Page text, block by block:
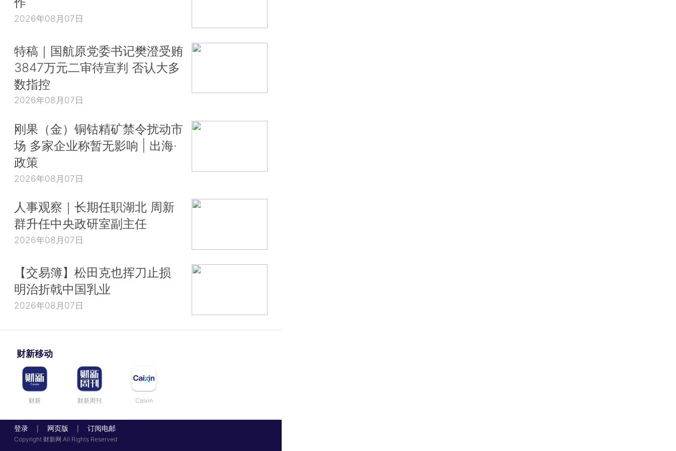
2026年08月07日
特稿｜国航原党委书记樊澄受贿
3847万元二审待宣判 否认大多
数指控
2026年08月07日
刚果（金）铜钴精矿禁令扰动市
场 多家企业称暂无影响 | 出海·
政策
2026年08月07日
人事观察｜长期任职湖北 周新
群升任中央政研室副主任
2026年08月07日
【交易簿】松田克也挥刀止损
明治折戟中国乳业
2026年08月07日
财新移动
财新 财新周刊 Caixin
登录 网页版 订阅电邮
Copyright 财新网 All Rights Reserved